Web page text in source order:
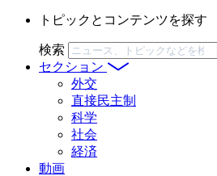
トピックとコンテンツを探す
検索
セクション
外交
直接民主制
科学
社会
経済
動画